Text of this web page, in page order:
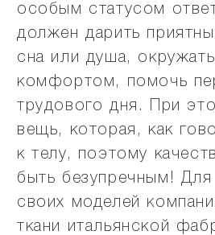
особым статусом
должен дарить
сна или душа,
комфортом, помочь
трудового дня. При
вещь, которая, как
к телу, поэтому
быть безупречным! Для
своих моделей
ткани итальянской